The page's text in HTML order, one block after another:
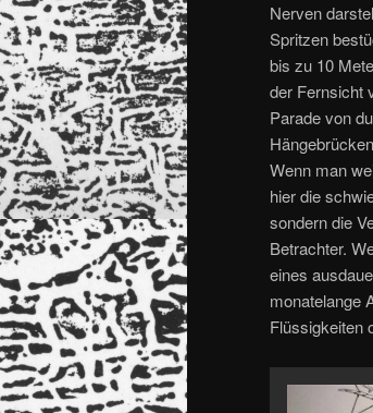
Nerven
Spritzen
bis zu 10
der Fernsicht
Parade von
Wenn man
hier die
sondern die
Betrachter.
eines
monatelange
Flüssigkeiten